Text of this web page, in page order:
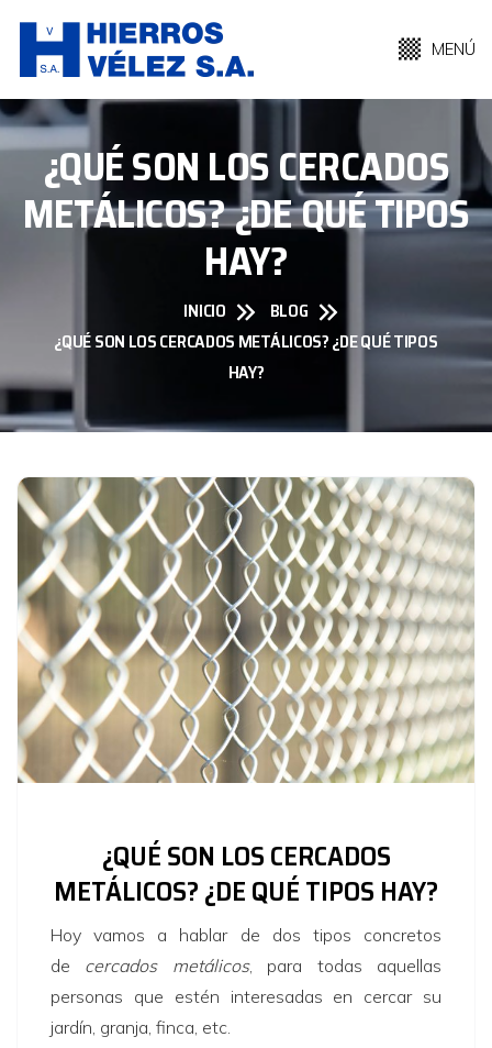
MENÚ
¿QUÉ SON LOS CERCADOS
METÁLICOS? ¿DE QUÉ TIPOS
HAY?
INICIO
BLOG
¿QUÉ SON LOS CERCADOS METÁLICOS? ¿DE QUÉ TIPOS
HAY?
¿QUÉ SON LOS CERCADOS
METÁLICOS? ¿DE QUÉ TIPOS HAY?
Hoy vamos a hablar de dos tipos concretos
de cercados metálicos, para todas aquellas
personas que estén interesadas en cercar su
jardín, granja, finca, etc.